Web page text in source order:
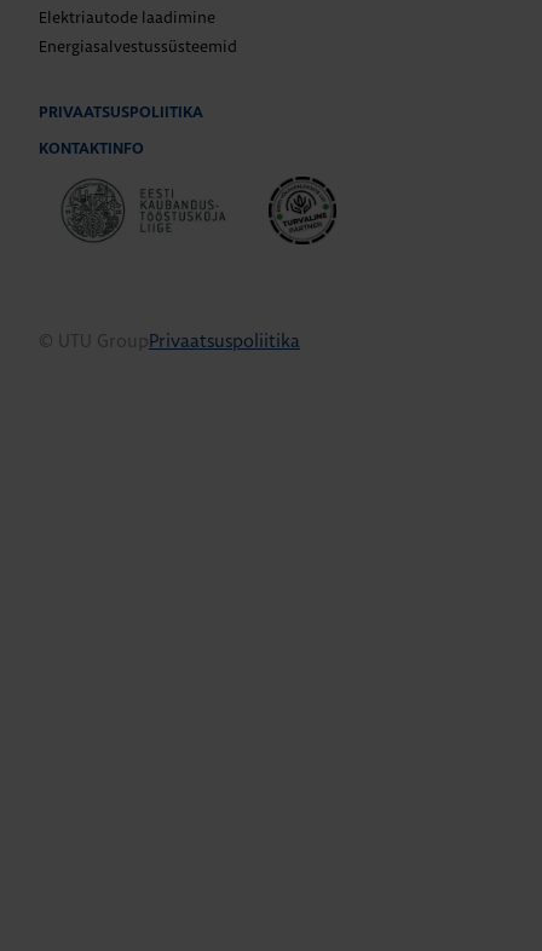
Elektriautode laadimine
Energiasalvestussüsteemid
PRIVAATSUSPOLIITIKA
KONTAKTINFO
© UTU GroupPrivaatsuspoliitika